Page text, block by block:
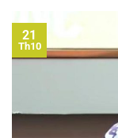
21
Th10